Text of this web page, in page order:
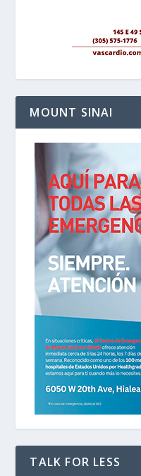
MOUNT SINAI
TALK FOR LESS